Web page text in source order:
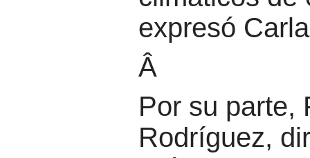
expresó
Â
Por su parte,
Rodríguez,